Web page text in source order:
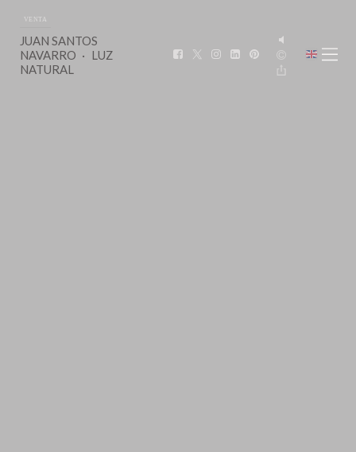
VENTA
JUAN SANTOS
NAVARRO
LUZ
NATURAL